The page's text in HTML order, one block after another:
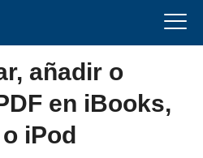
añadir o
en iBooks,
iPod